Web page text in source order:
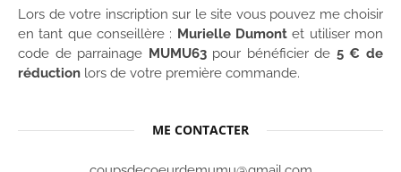
Lors de votre inscription sur le site vous pouvez me choisir
en tant que conseillère : Murielle Dumont et utiliser mon
code de parrainage MUMU63pour bénéficier de 5 € de
réduction lors de votre première commande.
ME CONTACTER